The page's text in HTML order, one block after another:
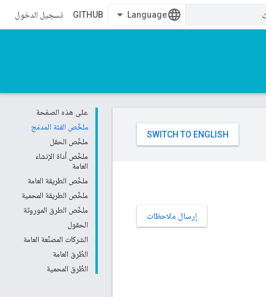
GITHUB تسجيل الدخول
على هذه الصفحة
ملخّص الفئة المدمَج
ملخّص الحقل
ملخّص أداة الإنشاء
العامة
ملخّص الطريقة العامة
ملخّص الطريقة المحمية
ملخّص الطرق الموروثة
الحقول
الشركات المصنِّعة العامة
الطُرق العامة
الطُرق المحمية
إرسال ملاحظات